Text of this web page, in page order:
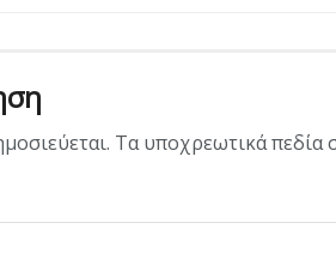
Τα υποχρεωτικά πεδία